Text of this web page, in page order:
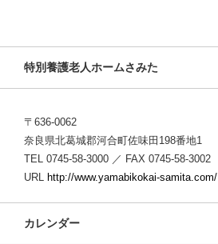
特別養護老人ホームさみた
〒636-0062
奈良県北葛城郡河合町佐味田198番地1
TEL 0745-58-3000 ／ FAX 0745-58-3002
URL http://www.yamabikokai-samita.com/
カレンダー